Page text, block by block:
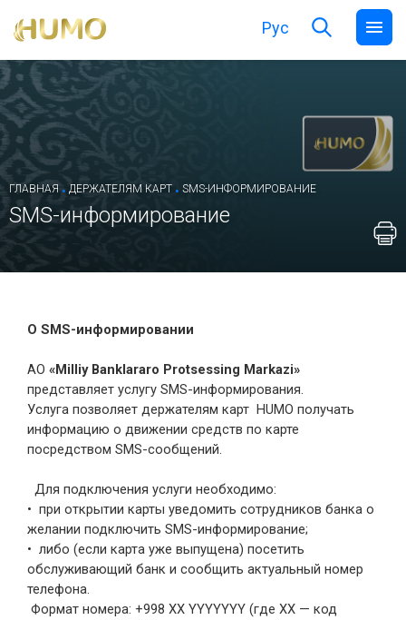
Рус
ГЛАВНАЯ . ДЕРЖАТЕЛЯМ КАРТ . SMS-ИНФОРМИРОВАНИЕ
SMS-информирование
О SMS-информировании
АО «Milliy Banklararo Protsessing Markazi»
представляет услугу SMS-информирования.
Услуга позволяет держателям карт HUMO получать
информацию о движении средств по карте
посредством SMS-сообщений.
Для подключения услуги необходимо:
• при открытии карты уведомить сотрудников банка о
желании подключить SMS-информирование;
• либо (если карта уже выпущена) посетить
обслуживающий банк и сообщить актуальный номер
телефона.
Формат номера: +998 ХХ YYYYYYY (где ХХ — код